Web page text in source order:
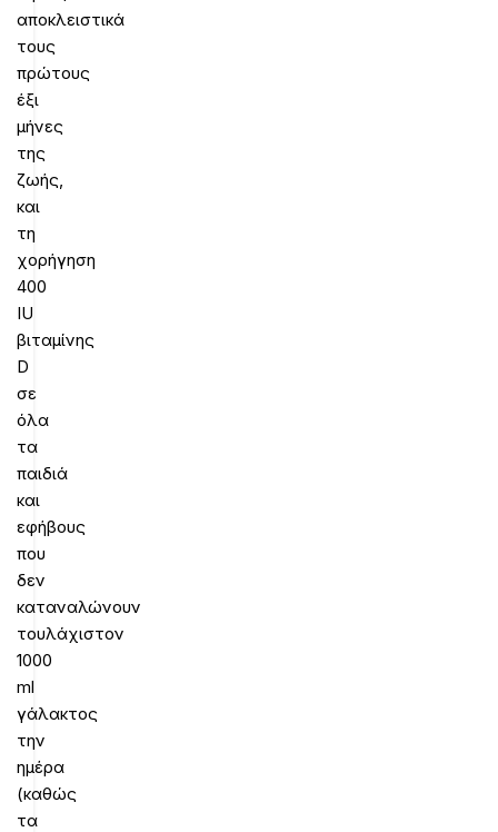
αποκλειστικά
τους
πρώτους
έξι
μήνες
της
ζωής,
και
τη
χορήγηση
400
IU
βιταμίνης
D
σε
όλα
τα
παιδιά
και
εφήβους
που
δεν
καταναλώνουν
τουλάχιστον
1000
ml
γάλακτος
την
ημέρα
(καθώς
τα